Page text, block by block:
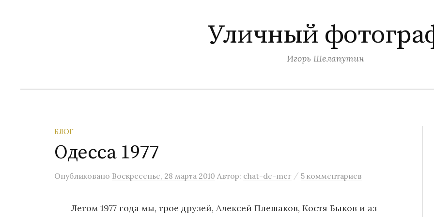
и
Уличный
Игорь Шелапутин
БЛОГ
Одесса 1977
Опубликовано Воскресенье, 28 марта 2010 Автор: chat-de-mer / 5 комментариев
Летом 1977 года мы, трое друзей, Алексей Плешаков, Костя Быков и аз